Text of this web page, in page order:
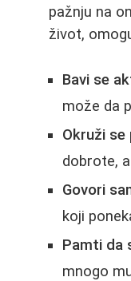
pažnju na
život,
Bavi se
može da
Okruži se
dobrote,
Govori
koji
Pamti da
mnogo